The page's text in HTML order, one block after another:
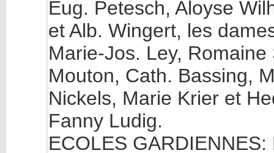
Eug. Petesch, Aloyse
et Alb. Wingert, les
Marie-Jos. Ley,
Mouton, Cath. Bassing,
Nickels, Marie Krier et
Fanny Ludig.
ECOLES